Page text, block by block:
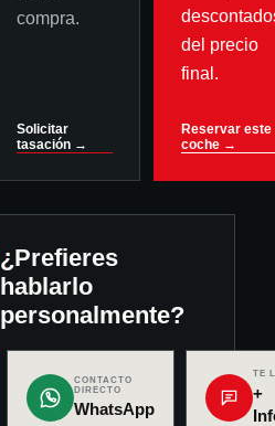
compra.
Solicitar
tasación →
del precio
final.
Reservar este
coche →
¿Prefieres
hablarlo
personalmente?
CONTACTO
DIRECTO
WhatsApp
TE
+